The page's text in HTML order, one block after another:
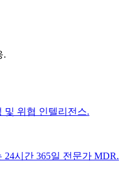
.
및 위협 인텔리전스.
24시간 365일 전문가 MDR.